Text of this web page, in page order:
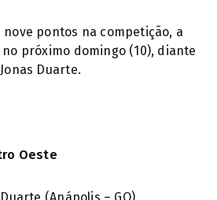
nove pontos na competição, a
próximo domingo (10), diante
Duarte.
Oeste